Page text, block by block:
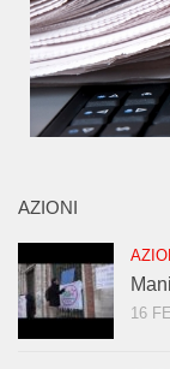
AZIONI
16